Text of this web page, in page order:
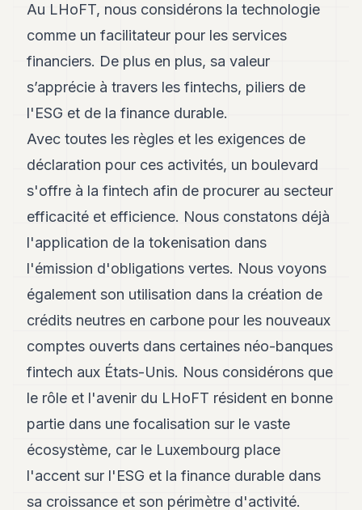
Andy
11
Andy
10
Andy
Andy
7
Andy
6
Andy
Andy
3
TECH
ART
VIVRE
ARTS
Au LHoFT, nous considérons la technologie
comme un facilitateur pour les services
financiers. De plus en plus, sa valeur
s’apprécie à travers les fintechs, piliers de
l'ESG et de la finance durable.
Avec toutes les règles et les exigences de
déclaration pour ces activités, un boulevard
s'offre à la fintech afin de procurer au secteur
efficacité et efficience. Nous constatons déjà
l'application de la tokenisation dans
l'émission d'obligations vertes. Nous voyons
également son utilisation dans la création de
crédits neutres en carbone pour les nouveaux
comptes ouverts dans certaines néo-banques
fintech aux États-Unis. Nous considérons que
le rôle et l'avenir du LHoFT résident en bonne
partie dans une focalisation sur le vaste
écosystème, car le Luxembourg place
l'accent sur l'ESG et la finance durable dans
sa croissance et son périmètre d'activité.